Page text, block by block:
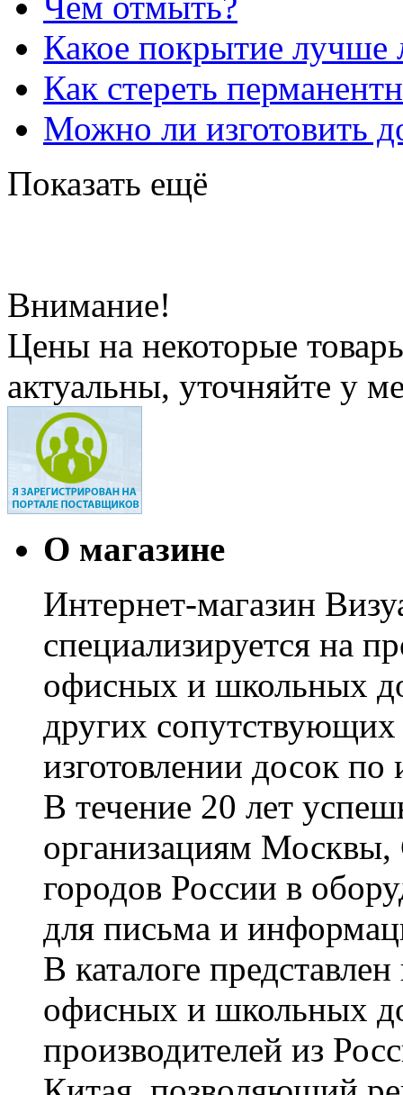
Какое покрытие лучше
Как стереть
Можно ли изготовить
Показать ещё
Внимание!
Цены на некоторые
актуальны, уточняйте у
О магазине
Интернет-магазин
специализируется на
офисных и школьных
других сопутствующих
изготовлении досок по
В течение 20 лет
организациям Москвы,
городов России в
для письма и
В каталоге
офисных и школьных
производителей из